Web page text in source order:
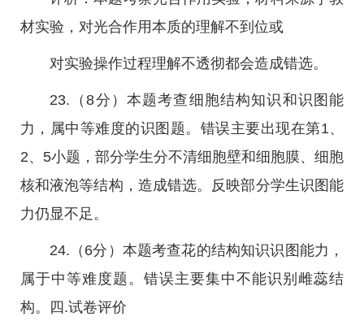
材实验，对光合作用本质的理解不到位或
对实验操作过程理解不透彻都会造成错选。
23.（8分）本题考查细胞结构知识和识图能
力，属中等难度的识图题。错误主要出现在第1、
2、5小题，部分学生分不清细胞壁和细胞膜、细胞
核和液泡等结构，造成错选。反映部分学生识图能
力仍显不足。
24.（6分）本题考查花的结构知识识图能力，
属于中等难度题。错误主要集中不能识别雌蕊结
构。四.试卷评价